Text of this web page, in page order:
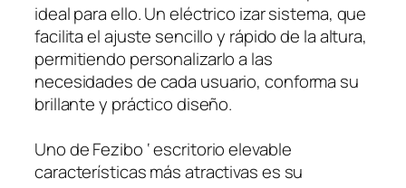
ideal para ello. Un eléctrico izar sistema, que
facilita el ajuste sencillo y rápido de la altura,
permitiendo personalizarlo a las
necesidades de cada usuario, conforma su
brillante y práctico diseño.
Uno de Fezibo ‘ escritorio elevable
características más atractivas es su